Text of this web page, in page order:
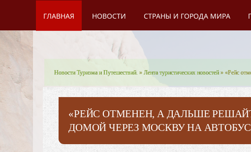
ГЛАВНАЯ НОВОСТИ СТРАНЫ И ГОРОДА МИРА
Новости Туризма и Путешествий. »Лента туристических новостей » «Рейс
«РЕЙС ОТМЕНЕН, А ДАЛЬШЕ
ДОМОЙ ЧЕРЕЗ МОСКВУ НА